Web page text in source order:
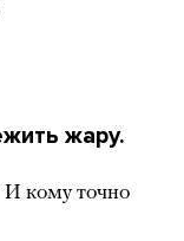
жару.
И кому точно